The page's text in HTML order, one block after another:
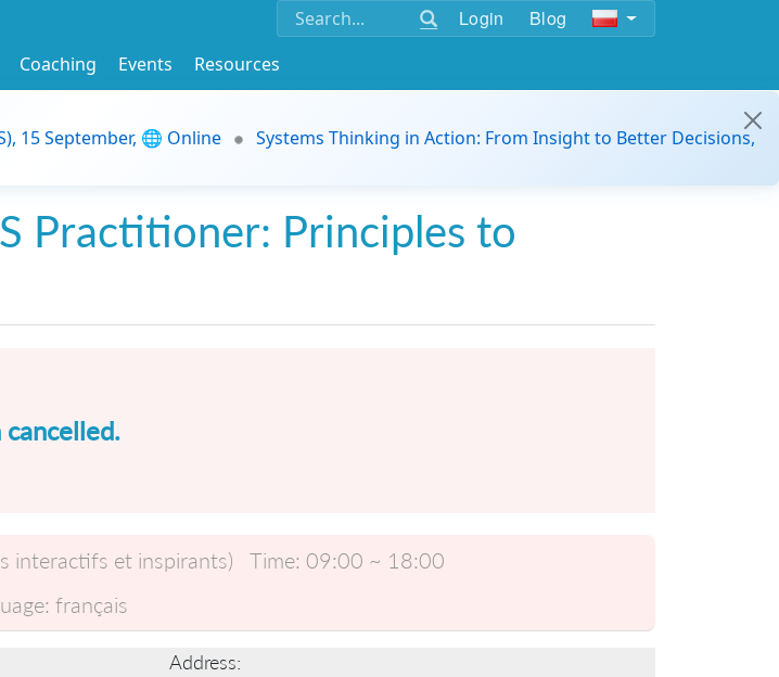
Login Blog
Coaching Events
Resources
15 September, 🌐 Online
Systems Thinking in Action: From Insight to Better Decisions,
Practitioner: Principles to
interactifs et inspirants) Time: 09:00 ~ 18:00
français
Address: